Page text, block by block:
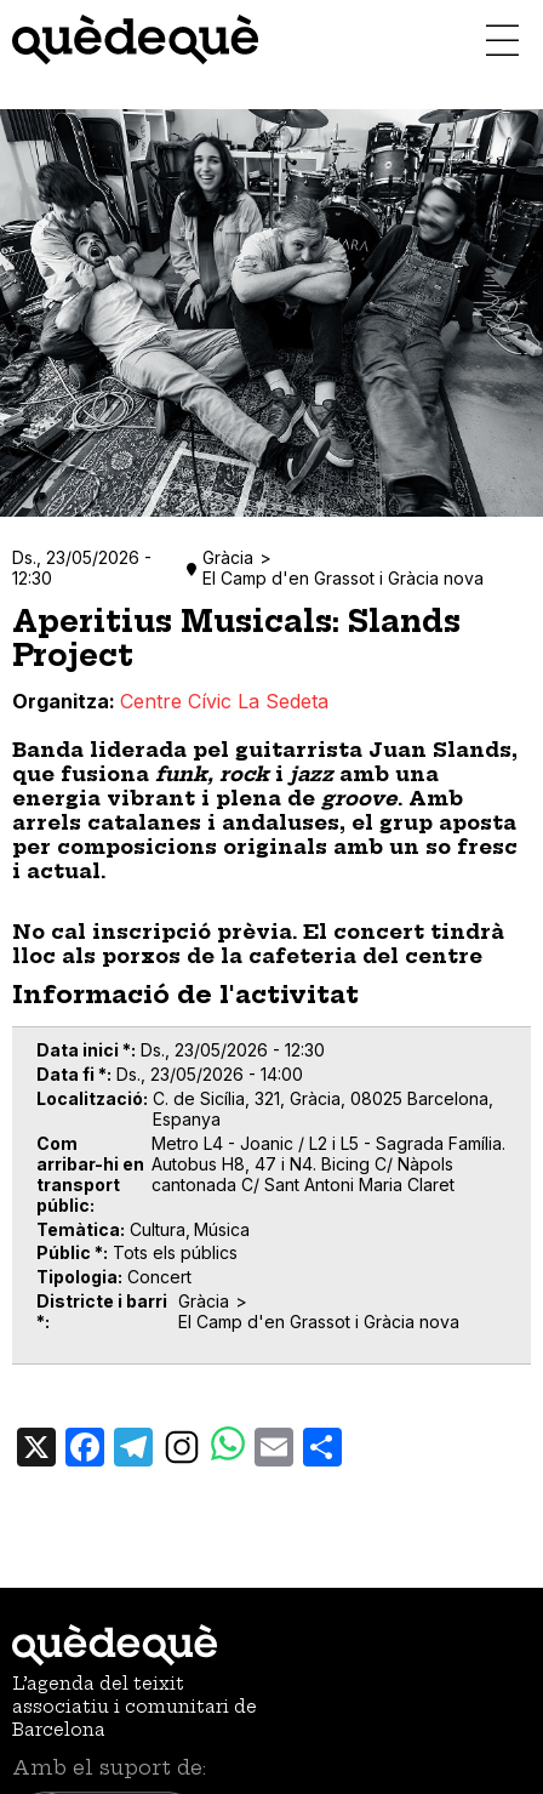
contingut
Ds., 23/05/2026 -
12:30
Gràcia
El Camp d'en Grassot i Gràcia nova
Aperitius Musicals: Slands
Project
Organitza Centre Cívic La Sedeta
Banda liderada pel guitarrista Juan Slands,
que fusiona funk, rock i jazzamb una
energia vibrant i plena de groove. Amb
arrels catalanes i andaluses, el grup aposta
per composicions originals amb un so fresc
i actual.
No cal inscripció prèvia. El concert tindrà
lloc als porxos de la cafeteria del centre
Informació de l'activitat
Data inici * Ds., 23/05/2026 - 12:30
Data fi * Ds., 23/05/2026 - 14:00
Localització C. de Sicília, 321, Gràcia, 08025 Barcelona,
Espanya
Com
arribar-hi en
transport
públic
Metro L4 - Joanic / L2 i L5 - Sagrada Família.
Autobus H8, 47 i N4. Bicing C/ Nàpols
cantonada C/ Sant Antoni Maria Claret
Temàtica Cultura Música
Públic * Tots els públics
Tipologia Concert
Districte i barri
*
Gràcia
El Camp d'en Grassot i Gràcia nova
X Facebook
TelegramEmail
L’agenda del teixit
associatiu i comunitari de
Barcelona
Amb el suport de: